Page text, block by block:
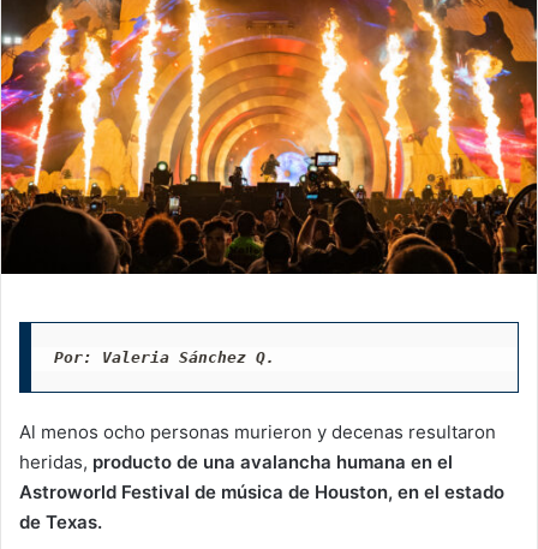
Por: Valeria Sánchez Q.
Al menos ocho personas murieron y decenas resultaron
heridas, producto de una avalancha humana en el
Astroworld Festival de música de Houston, en el estado
de Texas.